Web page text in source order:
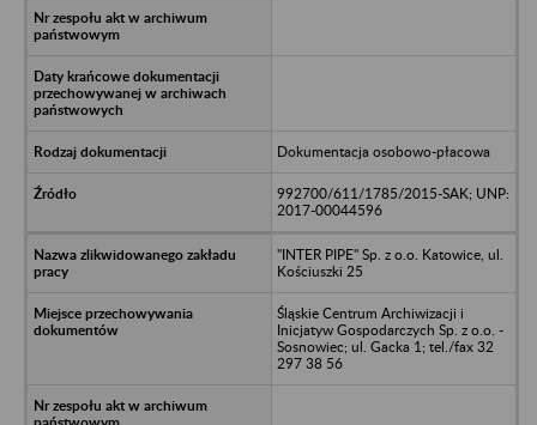
Dokumentacja osobowo-płacowa
992700/611/1785/2015-SAK; UNP:
2017-00044596
"INTER PIPE" Sp. z o.o. Katowice, ul.
Kościuszki 25
Śląskie Centrum Archiwizacji i
Inicjatyw Gospodarczych Sp. z o.o. -
Sosnowiec; ul. Gacka 1; tel./fax 32
297 38 56